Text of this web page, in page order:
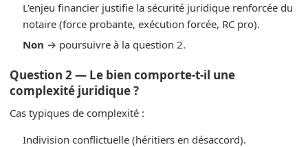
L'enjeu financier justifie la sécurité juridique renforcée du
notaire (force probante, exécution forcée, RC pro).
Non → poursuivre à la question 2.
Question 2 — Le bien comporte-t-il une
complexité juridique ?
Cas typiques de complexité :
Indivision conflictuelle (héritiers en désaccord).